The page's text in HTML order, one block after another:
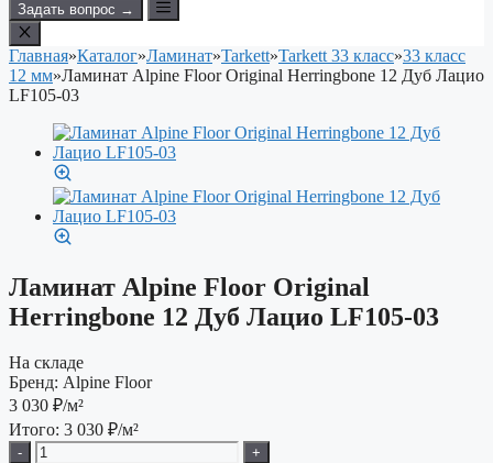
Задать вопрос →
Главная»Каталог»Ламинат»Tarkett»Tarkett 33 класс»33 класс
12 мм»Ламинат Alpine Floor Original Herringbone 12 Дуб Лацио
LF105-03
Ламинат Alpine Floor Original
Herringbone 12 Дуб Лацио LF105-03
На складе
Бренд: Alpine Floor
3 030 ₽/м²
Итого: 3 030 ₽/м²
-
+